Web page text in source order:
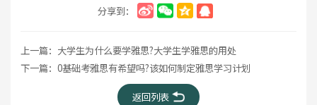
分享到：
上一篇： 大学生为什么要学雅思?大学生学雅思的用处
下一篇： 0基础考雅思有希望吗?该如何制定雅思学习计划
返回列表